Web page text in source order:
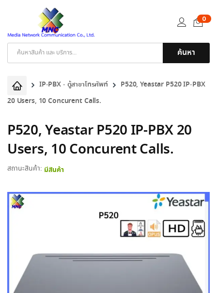
ค้นหา
0
IP-PBX - ตู้สาขาโทรศัพท์
P520, Yeastar P520 IP-PBX
20 Users, 10 Concurent Calls.
P520, Yeastar P520 IP-PBX 20
Users, 10 Concurent Calls.
สถานะสินค้า: มีสินค้า